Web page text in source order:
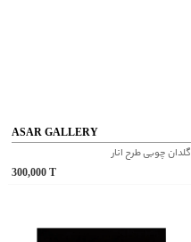
ASAR GALLERY
گلدان چوبی طرح انار
300,000T